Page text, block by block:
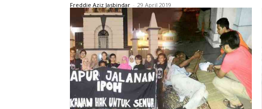
Freddie Aziz Jasbindar - 29 April 2019